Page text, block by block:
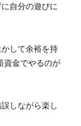
自分の遊びに
して余裕を持
資金でやるのが
しながら楽し